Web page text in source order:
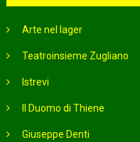
Arte nel lager
Teatroinsieme Zugliano
Istrevi
Il Duomo di Thiene
Giuseppe Denti